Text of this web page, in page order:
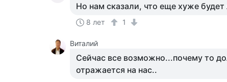
Но нам сказали, что еще хуже
8 лет 1
Виталий
Сейчас все возможно...почему то
отражается на нас..